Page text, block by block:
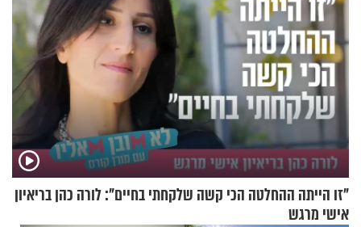
"זו הייתה ההחלטה הכי קשה שלקחתי בחיים": לורה כהן בריאיון
אישי מרגש